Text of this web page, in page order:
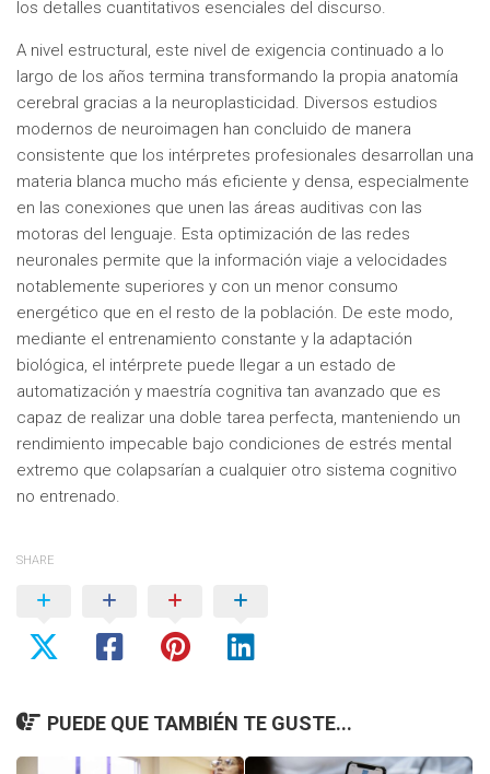
los detalles cuantitativos esenciales del discurso.
A nivel estructural, este nivel de exigencia continuado a lo
largo de los años termina transformando la propia anatomía
cerebral gracias a la neuroplasticidad. Diversos estudios
modernos de neuroimagen han concluido de manera
consistente que los intérpretes profesionales desarrollan una
materia blanca mucho más eficiente y densa, especialmente
en las conexiones que unen las áreas auditivas con las
motoras del lenguaje. Esta optimización de las redes
neuronales permite que la información viaje a velocidades
notablemente superiores y con un menor consumo
energético que en el resto de la población. De este modo,
mediante el entrenamiento constante y la adaptación
biológica, el intérprete puede llegar a un estado de
automatización y maestría cognitiva tan avanzado que es
capaz de realizar una doble tarea perfecta, manteniendo un
rendimiento impecable bajo condiciones de estrés mental
extremo que colapsarían a cualquier otro sistema cognitivo
no entrenado.
SHARE
PUEDE QUE TAMBIÉN TE GUSTE...